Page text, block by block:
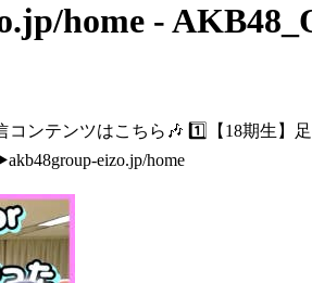
home -
コンテンツはこちら🎶 1️⃣【18期生
eizo.jp/home